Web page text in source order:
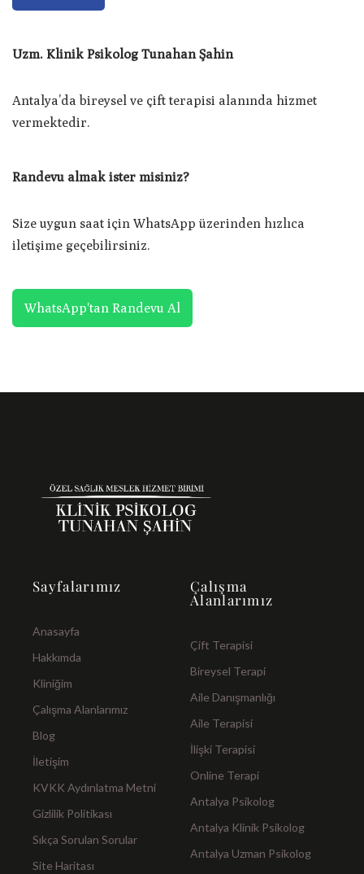
Uzm. Klinik Psikolog Tunahan Şahin
Antalya’da bireysel ve çift terapisi alanında hizmet
vermektedir.
Randevu almak ister misiniz?
Size uygun saat için WhatsApp üzerinden hızlıca
iletişime geçebilirsiniz.
WhatsApp'tan Randevu Al
Sayfalarımız
Anasayfa
Hakkımda
Kliniğim
Çalışma Alanlarımız
Blog
İletişim
KVKK Aydınlatma Metni
Gizlilik Politikası
Sıkça Sorulan Sorular
Site Haritası
Çalışma
Alanlarımız
Çift Terapisi
Bireysel Terapi
Aile Danışmanlığı
Aile Terapisi
İlişki Terapisi
Online Terapi
Antalya Psikolog
Antalya Klinik Psikolog
Antalya Uzman Psikolog